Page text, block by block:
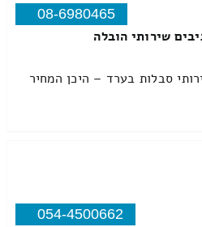
08-6980465
שירותי הובלה
סבלות בערד – היכן המחיר
054-4500662